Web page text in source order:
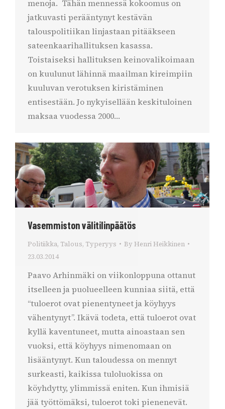
menoja. Tähän mennessä kokoomus on
jatkuvasti perääntynyt kestävän
talouspolitiikan linjastaan pitääkseen
sateenkaarihallituksen kasassa.
Toistaiseksi hallituksen keinovalikoimaan
on kuulunut lähinnä maailman kireimpiin
kuuluvan verotuksen kiristäminen
entisestään. Jo nykyisellään keskituloinen
maksaa vuodessa 2000…
Vasemmiston välitilinpäätös
Politiikka, Talous, Typeryys By Henri Heikkinen
23.03.2014
Paavo Arhinmäki on viikonloppuna ottanut
itselleen ja puolueelleen kunniaa siitä, että
“tuloerot ovat pienentyneet ja köyhyys
vähentynyt”. Ikävä todeta, että tuloerot ovat
kyllä kaventuneet, mutta ainoastaan sen
vuoksi, että köyhyys nimenomaan on
lisääntynyt. Kun taloudessa on mennyt
surkeasti, kaikissa tuloluokissa on
köyhdytty, ylimmissä eniten. Kun ihmisiä
jää työttömäksi, tuloerot toki pienenevät.